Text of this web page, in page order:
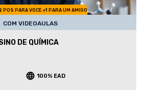
POS PARA VOCE +1 PARA UM AMIGO
COM VIDEOAULAS
DE QUÍMICA
100% EAD